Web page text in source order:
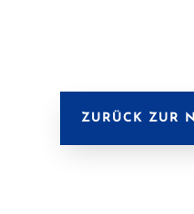
ZURÜCK ZUR